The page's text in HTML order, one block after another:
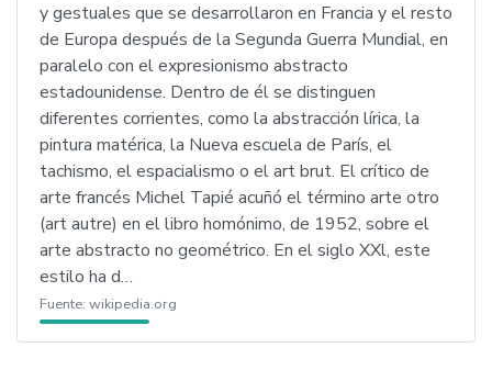
y gestuales que se desarrollaron en Francia y el resto
de Europa después de la Segunda Guerra Mundial, en
paralelo con el expresionismo abstracto
estadounidense. Dentro de él se distinguen
diferentes corrientes, como la abstracción lírica, la
pintura matérica, la Nueva escuela de París, el
tachismo, el espacialismo o el art brut. El crítico de
arte francés Michel Tapié acuñó el término arte otro
(art autre) en el libro homónimo, de 1952, sobre el
arte abstracto no geométrico. En el siglo XXl, este
estilo ha d…
Fuente: wikipedia.org